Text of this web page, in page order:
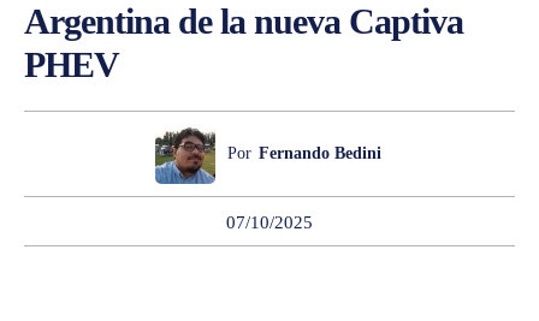
Argentina de la nueva Captiva
PHEV
Por Fernando Bedini
07/10/2025